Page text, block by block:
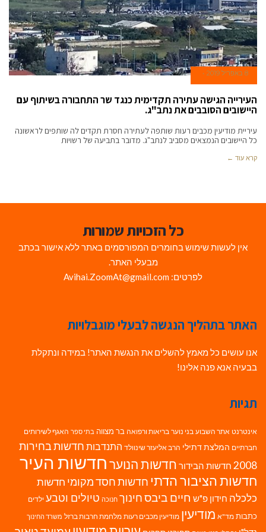
8 באפריל 2019
העירייה הגישה עתירה תקדימית כנגד שר התחבורה בשיתוף עם
היישובים הסובבים את נתב"ג.
עיריית מודיעין מכבים רעות שותפה לעתירה חסרת תקדים לה שותפים לראשונה
כל היישובים הנמצאים מסביב לנתב"ג. מדובר בתביעה של רשויות
קרא עוד ←
כל הזכויות שמורות
אין לעשות שימוש בחומרים המפורסמים באתר ללא אישור בכתב
מבעלי האתר.
לפרטים: Avihai.ZoomAt@gmail.com
האתר בתהליך הנגשה לבעלי מוגבלויות
אנו עושים כל מאמץ להשלים את הנגשת האתר! במידה ונתקלת
בבעיה אנא פנה אלינו!
תגיות
אינטרנט אתר השבוע בני נוער בריאות ורפואה בר מצווה בתי ספר האגף לשירותים
חברתיים המלצת דתילי הרב אליעזר שינוולד התנדבות חדשות בחירות
2008 חדשות הבידור חדשות הנוערחדשות העיר
חדשות הציבור הדתי חדשות חסד מקומי חדשות
כלכלה חידון פ"ש חיים ביבסחינוך חנוכה טיולים וטבע ילדים
כתבות מד"א מודיעין מודיעין מכבים רעות מלחמת חרבות ברזל משרד החינוך